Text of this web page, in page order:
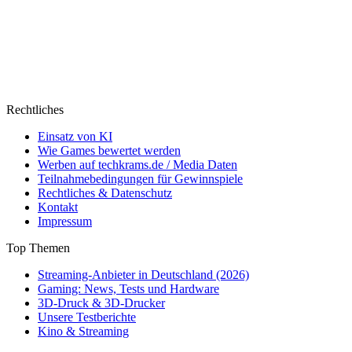
Rechtliches
Einsatz von KI
Wie Games bewertet werden
Werben auf techkrams.de / Media Daten
Teilnahmebedingungen für Gewinnspiele
Rechtliches & Datenschutz
Kontakt
Impressum
Top Themen
Streaming-Anbieter in Deutschland (2026)
Gaming: News, Tests und Hardware
3D-Druck & 3D-Drucker
Unsere Testberichte
Kino & Streaming